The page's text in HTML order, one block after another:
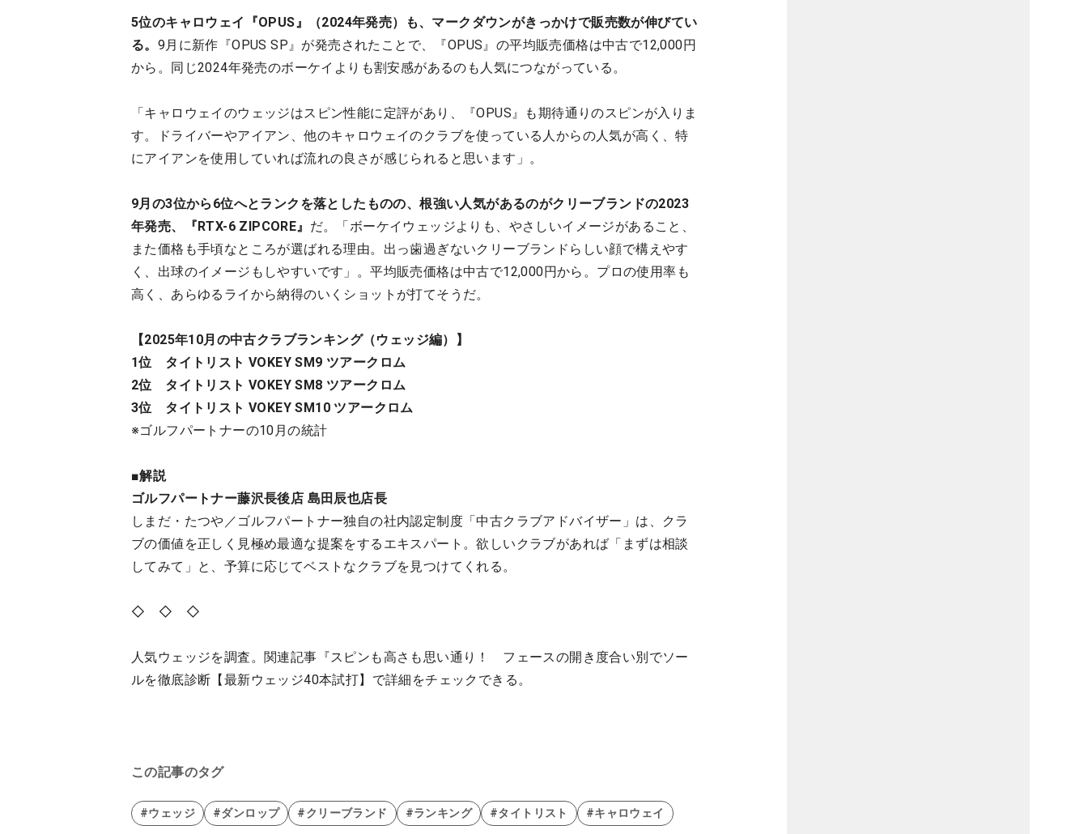
5位のキャロウェイ『OPUS』（2024年発売）も、マークダウンがきっかけで販売数が伸びてい
る。 9月に新作『OPUS SP』が発売されたことで、『OPUS』の平均販売価格は中古で12,000円
から。同じ2024年発売のボーケイよりも割安感があるのも人気につながっている。
「キャロウェイのウェッジはスピン性能に定評があり、『OPUS』も期待通りのスピンが入りま
す。ドライバーやアイアン、他のキャロウェイのクラブを使っている人からの人気が高く、特
にアイアンを使用していれば流れの良さが感じられると思います」。
9月の3位から6位へとランクを落としたものの、根強い人気があるのがクリーブランドの2023
年発売、『RTX-6 ZIPCORE』 だ。「ボーケイウェッジよりも、やさしいイメージがあること、
また価格も手頃なところが選ばれる理由。出っ歯過ぎないクリーブランドらしい顔で構えやす
く、出球のイメージもしやすいです」。平均販売価格は中古で12,000円から。プロの使用率も
高く、あらゆるライから納得のいくショットが打てそうだ。
【2025年10月の中古クラブランキング（ウェッジ編）】
1位 タイトリスト VOKEY SM9 ツアークロム
2位 タイトリスト VOKEY SM8 ツアークロム
3位 タイトリスト VOKEY SM10 ツアークロム
※ゴルフパートナーの10月の統計
■解説
ゴルフパートナー藤沢長後店 島田辰也店長
しまだ・たつや／ゴルフパートナー独自の社内認定制度「中古クラブアドバイザー」は、クラ
ブの価値を正しく見極め最適な提案をするエキスパート。欲しいクラブがあれば「まずは相談
してみて」と、予算に応じてベストなクラブを見つけてくれる。
◇ ◇ ◇
人気ウェッジを調査。関連記事『スピンも高さも思い通り！ フェースの開き度合い別でソー
ルを徹底診断【最新ウェッジ40本試打】で詳細をチェックできる。
この記事のタグ
#ウェッジ #ダンロップ #クリーブランド #ランキング #タイトリスト #キャロウェイ